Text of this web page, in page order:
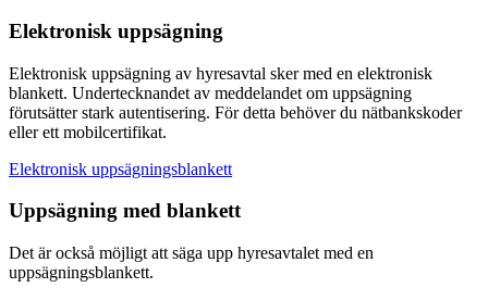
Elektronisk uppsägning
Elektronisk uppsägning av hyresavtal sker med en elektronisk
blankett. Undertecknandet av meddelandet om uppsägning
förutsätter stark autentisering. För detta behöver du nätbankskoder
eller ett mobilcertifikat.
Elektronisk uppsägningsblankett
Uppsägning med blankett
Det är också möjligt att säga upp hyresavtalet med en
uppsägningsblankett.